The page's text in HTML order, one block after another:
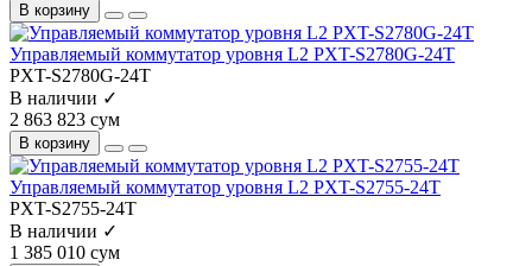
В корзину
Управляемый коммутатор уровня L2 PXT-S2780G-24T
PXT-S2780G-24T
В наличии ✓
2 863 823 сум
В корзину
Управляемый коммутатор уровня L2 PXT-S2755-24T
PXT-S2755-24T
В наличии ✓
1 385 010 сум